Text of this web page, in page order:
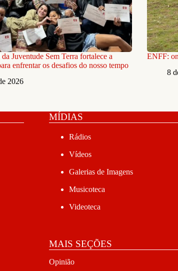
Juventude Sem Terra fortalece a
enfrentar os desafios do nosso tempo
2026
ENFF:
8
MÍDIAS
Rádios
Vídeos
Galerias de Imagens
Musicoteca
Videoteca
MAIS SEÇÕES
Opinião